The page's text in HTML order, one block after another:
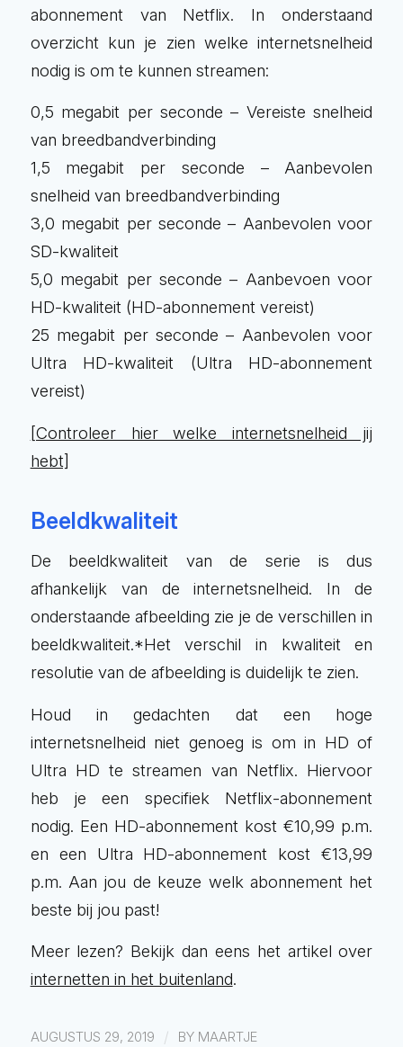
abonnement van Netflix. In onderstaand
overzicht kun je zien welke internetsnelheid
nodig is om te kunnen streamen:
0,5 megabit per seconde – Vereiste snelheid
van breedbandverbinding
1,5 megabit per seconde – Aanbevolen
snelheid van breedbandverbinding
3,0 megabit per seconde – Aanbevolen voor
SD-kwaliteit
5,0 megabit per seconde – Aanbevoen voor
HD-kwaliteit (HD-abonnement vereist)
25 megabit per seconde – Aanbevolen voor
Ultra HD-kwaliteit (Ultra HD-abonnement
vereist)
[Controleer hier welke internetsnelheid jij
hebt]
Beeldkwaliteit
De beeldkwaliteit van de serie is dus
afhankelijk van de internetsnelheid. In de
onderstaande afbeelding zie je de verschillen in
beeldkwaliteit.*Het verschil in kwaliteit en
resolutie van de afbeelding is duidelijk te zien.
Houd in gedachten dat een hoge
internetsnelheid niet genoeg is om in HD of
Ultra HD te streamen van Netflix. Hiervoor
heb je een specifiek Netflix-abonnement
nodig. Een HD-abonnement kost €10,99 p.m.
en een Ultra HD-abonnement kost €13,99
p.m. Aan jou de keuze welk abonnement het
beste bij jou past!
Meer lezen? Bekijk dan eens het artikel over
internetten in het buitenland.
AUGUSTUS 29, 2019 / BY MAARTJE